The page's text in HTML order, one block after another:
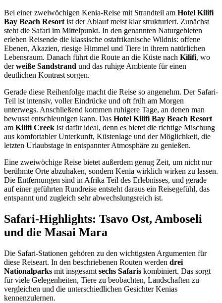
Bei einer zweiwöchigen Kenia-Reise mit Strandteil am Hotel Kilifi
Bay Beach Resortist der Ablauf meist klar strukturiert. Zunächst
steht die Safari im Mittelpunkt. In den genannten Naturgebieten
erleben Reisende die klassische ostafrikanische Wildnis: offene
Ebenen, Akazien, riesige Himmel und Tiere in ihrem natürlichen
Lebensraum. Danach führt die Route an die Küste nach Kilifi, wo
derweiße Sandstrand und das ruhige Ambiente für einen
deutlichen Kontrast sorgen.
Gerade diese Reihenfolge macht die Reise so angenehm. Der Safari-
Teil ist intensiv, voller Eindrücke und oft früh am Morgen
unterwegs. Anschließend kommen ruhigere Tage, an denen man
bewusst entschleunigen kann. Das Hotel Kilifi Bay Beach Resort
am Kilifi Creek ist dafür ideal, denn es bietet die richtige Mischung
aus komfortabler Unterkunft, Küstenlage und der Möglichkeit, die
letzten Urlaubstage in entspannter Atmosphäre zu genießen.
Eine zweiwöchige Reise bietet außerdem genug Zeit, um nicht nur
berühmte Orte abzuhaken, sondern Kenia wirklich wirken zu lassen.
Die Entfernungen sind in Afrika Teil des Erlebnisses, und gerade
auf einer geführten Rundreise entsteht daraus ein Reisegefühl, das
entspannt und zugleich sehr abwechslungsreich ist.
Safari-Highlights: Tsavo Ost, Amboseli
und die Masai Mara
Die Safari-Stationen gehören zu den wichtigsten Argumenten für
diese Reiseart. In den beschriebenen Routen werden drei
Nationalparks mit insgesamt sechs Safaris kombiniert. Das sorgt
für viele Gelegenheiten, Tiere zu beobachten, Landschaften zu
vergleichen und die unterschiedlichen Gesichter Kenias
kennenzulernen.